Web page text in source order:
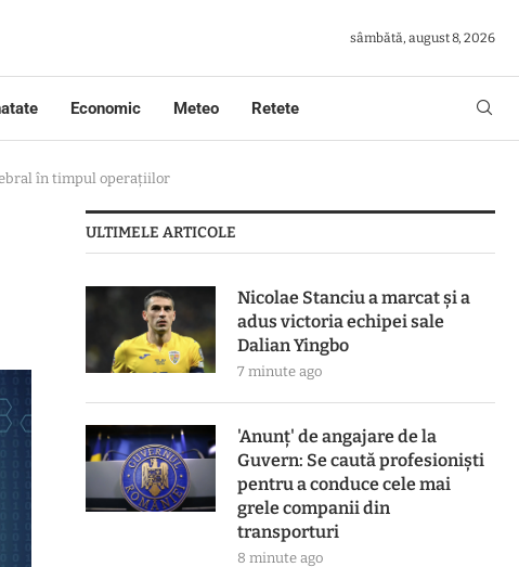
sâmbătă, august 8, 2026
Economic Meteo Retete
în timpul operațiilor
ULTIMELE ARTICOLE
Nicolae Stanciu a marcat și a
adus victoria echipei sale
Dalian Yingbo
7 minute ago
'Anunț' de angajare de la
Guvern: Se caută profesioniști
pentru a conduce cele mai
grele companii din
transporturi
8 minute ago